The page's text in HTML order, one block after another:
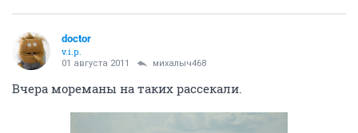
doctor
v.i.p.
01 августа 2011 михалыч468
Вчера мореманы на таких рассекали.